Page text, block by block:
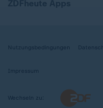
Nutzungsbedingungen
Impressum
Wechseln zu: